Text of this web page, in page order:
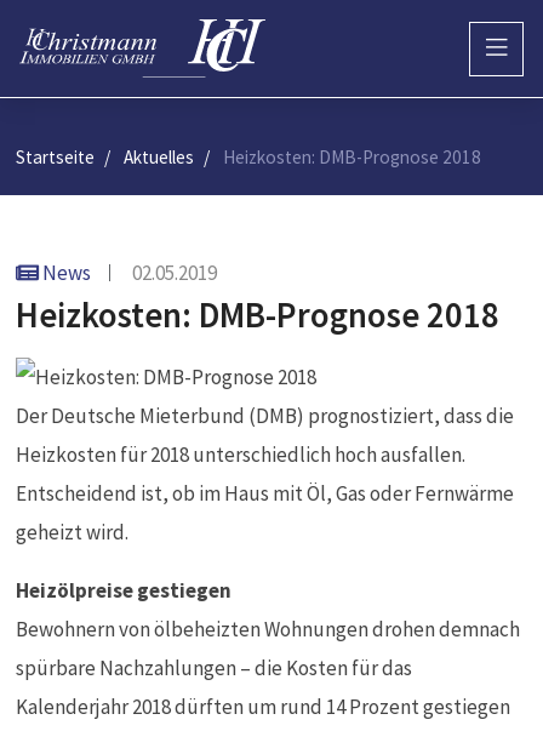
Startseite Aktuelles Heizkosten: DMB-Prognose 2018
News 02.05.2019
Heizkosten: DMB-Prognose 2018
Der Deutsche Mieterbund (DMB) prognostiziert, dass die
Heizkosten für 2018 unterschiedlich hoch ausfallen.
Entscheidend ist, ob im Haus mit Öl, Gas oder Fernwärme
geheizt wird.
Heizölpreise gestiegen
Bewohnern von ölbeheizten Wohnungen drohen demnach
spürbare Nachzahlungen – die Kosten für das
Kalenderjahr 2018 dürften um rund 14 Prozent gestiegen